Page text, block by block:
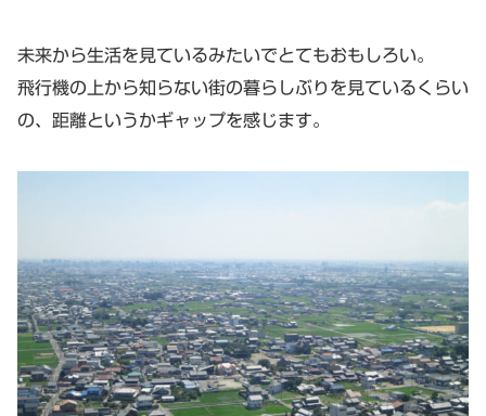
未来から生活を見ているみたいでとてもおもしろい。
飛行機の上から知らない街の暮らしぶりを見ているくらい
の、距離というかギャップを感じます。